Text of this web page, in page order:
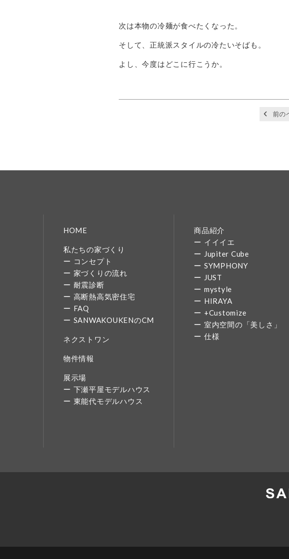
次は本物の冷麺が食べたくなった。
そして、正統派スタイルの冷たいそばも。
よし、今度はどこに行こうか。
前の
HOME
私たちの家づくり
コンセプト
家づくりの流れ
耐震診断
高断熱高気密住宅
FAQ
SANWAKOUKENのCM
ネクストワン
物件情報
展示場
下瀬平屋モデルハウス
東能代モデルハウス
商品紹介
イイイエ
Jupiter Cube
SYMPHONY
JUST
mystyle
HIRAYA
+Customize
室内空間の「美しさ」
仕様